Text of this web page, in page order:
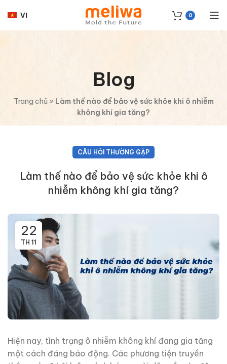
VI 0
Blog
Trang chủ » Làm thế nào để bảo vệ sức khỏe khi ô nhiễm
không khí gia tăng?
CÂU HỎI THƯỜNG GẶP
Làm thế nào để bảo vệ sức khỏe khi ô
nhiễm không khí gia tăng?
22
TH 11
Hiện nay, tình trạng ô nhiễm không khí đang gia tăng
một cách đáng báo động. Các phương tiện truyền